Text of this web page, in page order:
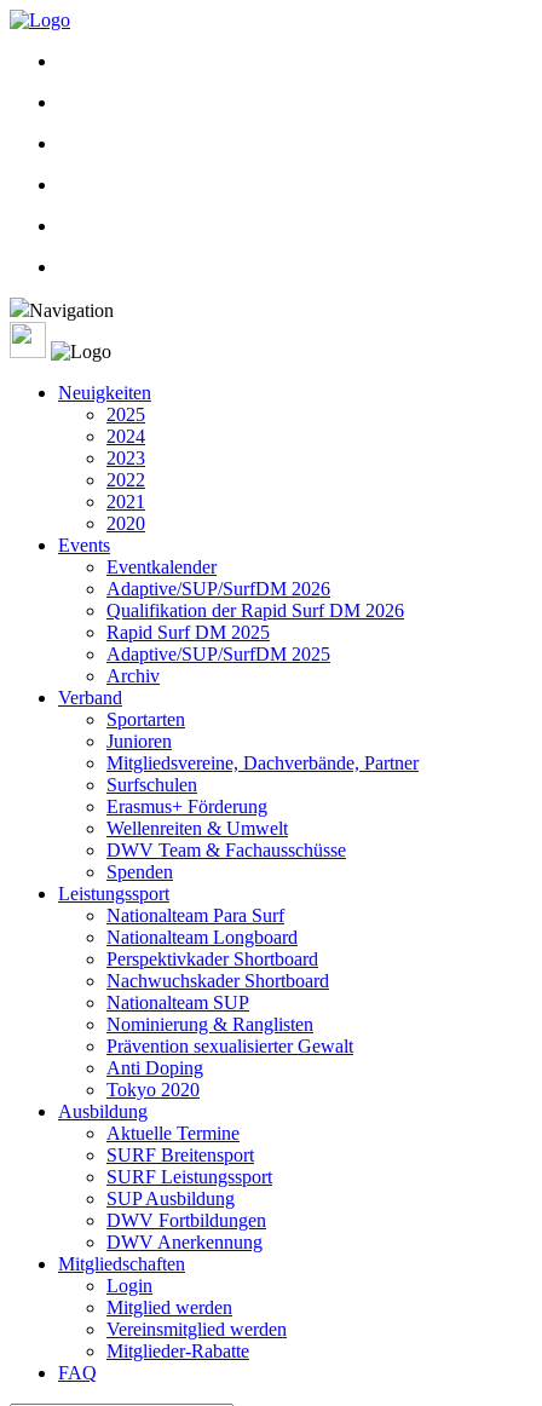
Navigation
Neuigkeiten
2025
2024
2023
2022
2021
2020
Events
Eventkalender
Adaptive/SUP/SurfDM 2026
Qualifikation der Rapid Surf DM 2026
Rapid Surf DM 2025
Adaptive/SUP/SurfDM 2025
Archiv
Verband
Sportarten
Junioren
Mitgliedsvereine, Dachverbände, Partner
Surfschulen
Erasmus+ Förderung
Wellenreiten & Umwelt
DWV Team & Fachausschüsse
Spenden
Leistungssport
Nationalteam Para Surf
Nationalteam Longboard
Perspektivkader Shortboard
Nachwuchskader Shortboard
Nationalteam SUP
Nominierung & Ranglisten
Prävention sexualisierter Gewalt
Anti Doping
Tokyo 2020
Ausbildung
Aktuelle Termine
SURF Breitensport
SURF Leistungssport
SUP Ausbildung
DWV Fortbildungen
DWV Anerkennung
Mitgliedschaften
Login
Mitglied werden
Vereinsmitglied werden
Mitglieder-Rabatte
FAQ